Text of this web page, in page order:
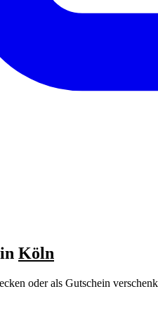
Köln
oder als Gutschein